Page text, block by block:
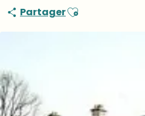
PartagerAjouter aux favoris